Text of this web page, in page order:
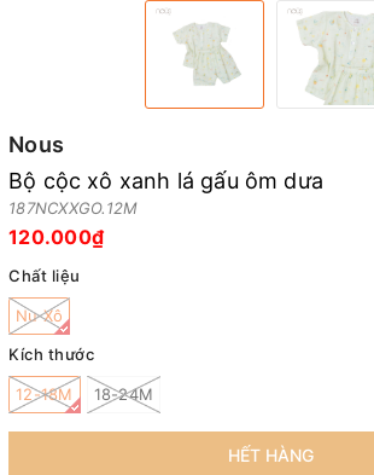
Nous
Bộ cộc xô xanh lá gấu ôm dưa
187NCXXGO.12M
120.000₫
Chất liệu
Nu Xô
Kích thước
12-18M 18-24M
HẾT HÀNG